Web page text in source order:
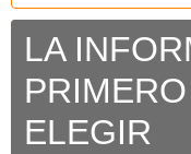
LA
ELEGIR